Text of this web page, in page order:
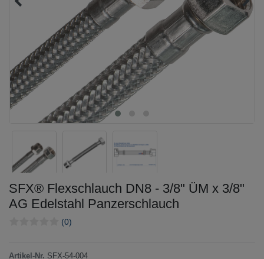
SFX® Flexschlauch DN8 - 3/8" ÜM x 3/8"
AG Edelstahl Panzerschlauch
(0)
Artikel-Nr. SFX-54-004